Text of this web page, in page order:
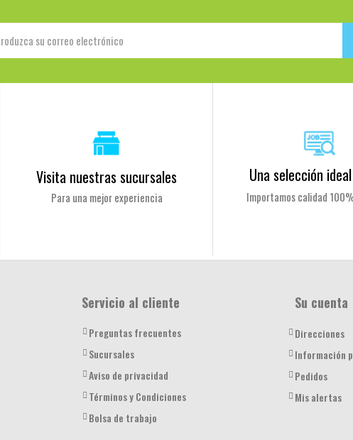
Visita nuestras sucursales
Para una mejor experiencia
Una selección
Importamos calidad
Servicio al cliente
Preguntas frecuentes
Sucursales
Aviso de privacidad
Términos y Condiciones
Bolsa de trabajo
Su cuenta
Direcciones
Información
Pedidos
Mis alertas